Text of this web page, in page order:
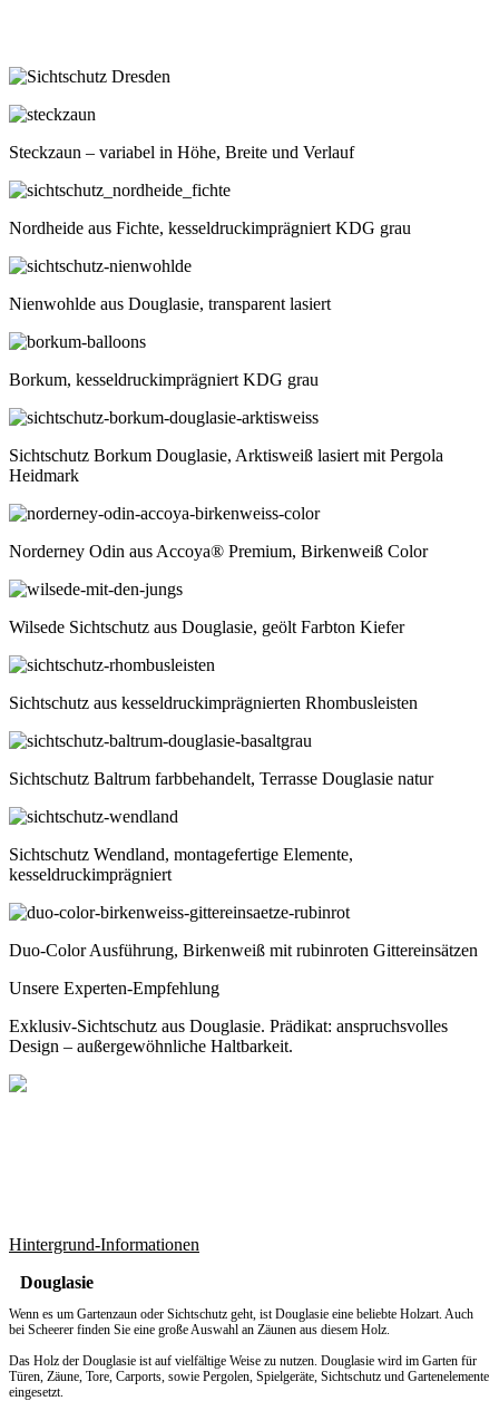
Steckzaun – variabel in Höhe, Breite und Verlauf
Nordheide aus Fichte, kesseldruckimprägniert KDG grau
Nienwohlde aus Douglasie, transparent lasiert
Borkum, kesseldruckimprägniert KDG grau
Sichtschutz Borkum Douglasie, Arktisweiß lasiert mit Pergola
Heidmark
Norderney Odin aus Accoya® Premium, Birkenweiß Color
Wilsede Sichtschutz aus Douglasie, geölt Farbton Kiefer
Sichtschutz aus kesseldruckimprägnierten Rhombusleisten
Sichtschutz Baltrum farbbehandelt, Terrasse Douglasie natur
Sichtschutz Wendland, montagefertige Elemente,
kesseldruckimprägniert
Duo-Color Ausführung, Birkenweiß mit rubinroten Gittereinsätzen
Unsere Experten-Empfehlung
Exklusiv-Sichtschutz aus Douglasie. Prädikat: anspruchsvolles
Design – außergewöhnliche Haltbarkeit.
Hintergrund-Informationen
Douglasie
Wenn es um Gartenzaun oder Sichtschutz geht, ist Douglasie eine beliebte Holzart. Auch
bei Scheerer finden Sie eine große Auswahl an Zäunen aus diesem Holz.
Das Holz der Douglasie ist auf vielfältige Weise zu nutzen. Douglasie wird im Garten für
Türen, Zäune, Tore, Carports, sowie Pergolen, Spielgeräte, Sichtschutz und Gartenelemente
eingesetzt.